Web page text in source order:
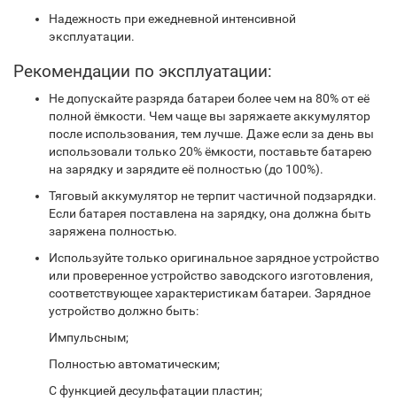
Надежность при ежедневной интенсивной
эксплуатации.
Рекомендации по эксплуатации:
Не допускайте разряда батареи более чем на 80% от её
полной ёмкости. Чем чаще вы заряжаете аккумулятор
после использования, тем лучше. Даже если за день вы
использовали только 20% ёмкости, поставьте батарею
на зарядку и зарядите её полностью (до 100%).
Тяговый аккумулятор не терпит частичной подзарядки.
Если батарея поставлена на зарядку, она должна быть
заряжена полностью.
Используйте только оригинальное зарядное устройство
или проверенное устройство заводского изготовления,
соответствующее характеристикам батареи. Зарядное
устройство должно быть:
Импульсным;
Полностью автоматическим;
С функцией десульфатации пластин;